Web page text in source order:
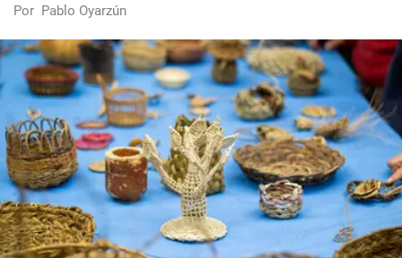
Por Pablo Oyarzún